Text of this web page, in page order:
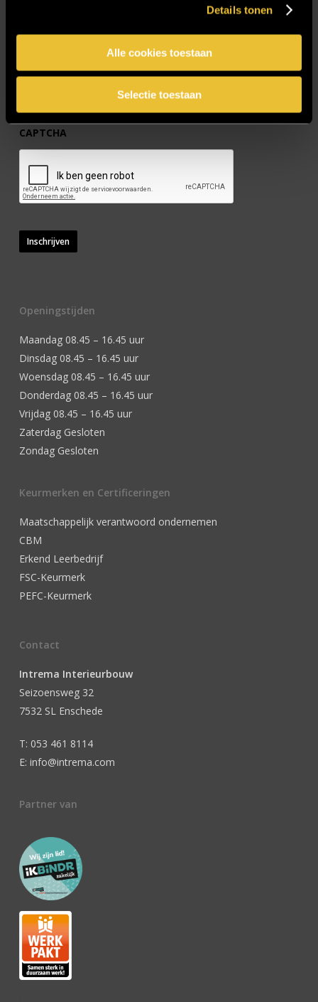
Details tonen
Alle cookies toestaan
Selectie toestaan
CAPTCHA
Inschrijven
Openingstijden
Maandag 08.45 – 16.45 uur
Dinsdag 08.45 – 16.45 uur
Woensdag 08.45 – 16.45 uur
Donderdag 08.45 – 16.45 uur
Vrijdag 08.45 – 16.45 uur
Zaterdag Gesloten
Zondag Gesloten
Keurmerken en Certificeringen
Maatschappelijk verantwoord ondernemen
CBM
Erkend Leerbedrijf
FSC-Keurmerk
PEFC-Keurmerk
Contact
Intrema Interieurbouw
Seizoensweg 32
7532 SL Enschede
T: 053 461 8114
E: info@intrema.com
Partner van